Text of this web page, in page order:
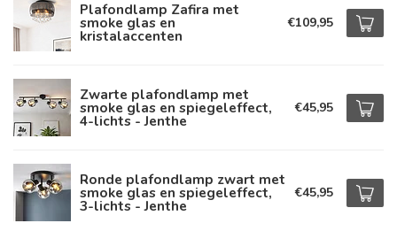
Plafondlamp Zafira met
smoke glas en
kristalaccenten
€109,95
Zwarte plafondlamp met
smoke glas en spiegeleffect,
4-lichts - Jenthe
€45,95
Ronde plafondlamp zwart met
smoke glas en spiegeleffect,
3-lichts - Jenthe
€45,95